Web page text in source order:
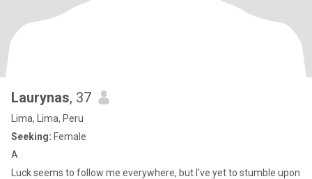
Laurynas, 37
Lima, Lima, Peru
Seeking: Female
A
Luck seems to follow me everywhere, but I've yet to stumble upon